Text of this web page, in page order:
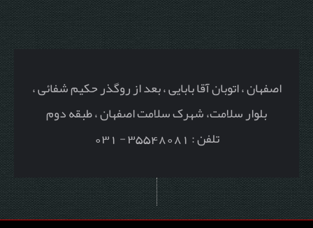
اصفهان ، اتوبان آقا بابایی ، بعد از روگذر حکیم شفائی ،
بلوار سلامت، شهرک سلامت اصفهان ، طبقه دوم
تلفن : 35548081 - 031